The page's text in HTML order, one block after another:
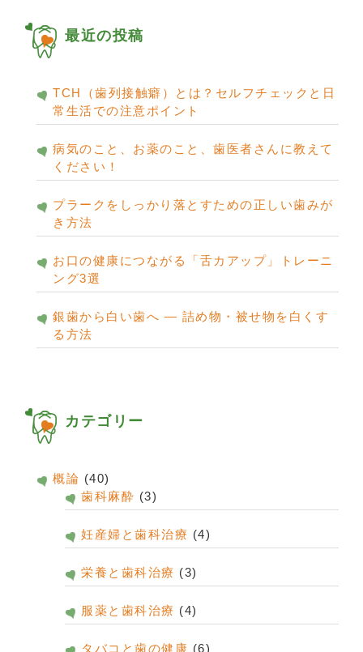
ブ
最近の投稿
TCH（歯列接触癖）とは？セルフチェックと日
常生活での注意ポイント
病気のこと、お薬のこと、歯医者さんに教えて
ください！
プラークをしっかり落とすための正しい歯みが
き方法
お口の健康につながる「舌カアップ」トレーニ
ング3選
銀歯から白い歯へ ― 詰め物・被せ物を白くす
る方法
カテゴリー
概論 (40)
歯科麻酔 (3)
妊産婦と歯科治療 (4)
栄養と歯科治療 (3)
服薬と歯科治療 (4)
タバコと歯の健康 (6)